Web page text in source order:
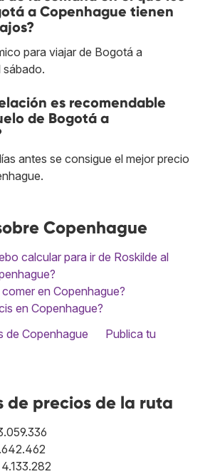
a Copenhague tienen
para viajar de Bogotá a
sábado.
es recomendable
de Bogotá a
antes se consigue el mejor precio
Copenhague
calcular para ir de Roskilde al
en Copenhague?
en Copenhague?
de Copenhague
Publica tu
de precios de la ruta